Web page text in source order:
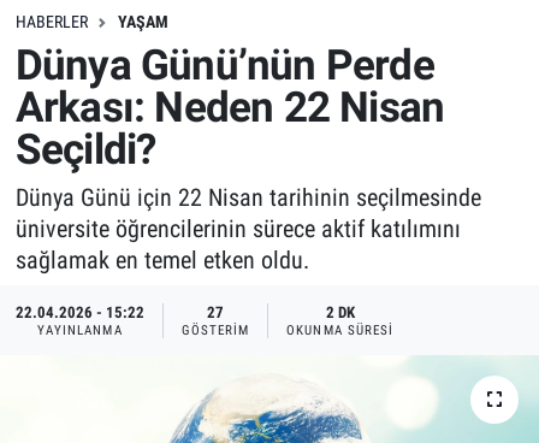
HABERLER YAŞAM
Dünya Günü’nün Perde
Arkası: Neden 22 Nisan
Seçildi?
Dünya Günü için 22 Nisan tarihinin seçilmesinde
üniversite öğrencilerinin sürece aktif katılımını
sağlamak en temel etken oldu.
22.04.2026 - 15:22
YAYINLANMA
27
GÖSTERIM
2 DK
OKUNMA SÜRESI